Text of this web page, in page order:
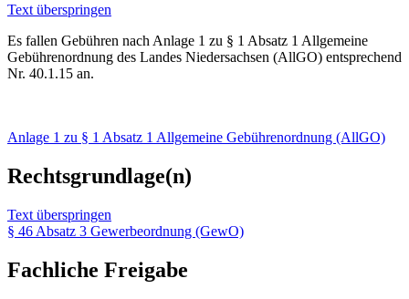
Text überspringen
Es fallen Gebühren nach Anlage 1 zu § 1 Absatz 1 Allgemeine
Gebührenordnung des Landes Niedersachsen (AllGO) entsprechend
Nr. 40.1.15 an.
Anlage 1 zu § 1 Absatz 1 Allgemeine Gebührenordnung (AllGO)
Rechtsgrundlage(n)
Text überspringen
§ 46 Absatz 3 Gewerbeordnung (GewO)
Fachliche Freigabe